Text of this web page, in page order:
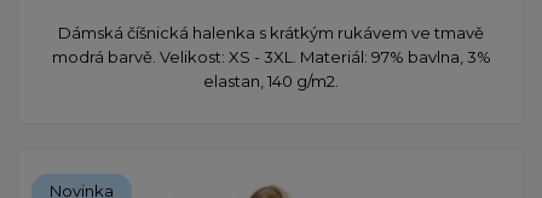
Dámská číšnická halenka s krátkým rukávem ve tmavě
modrá barvě. Velikost: XS - 3XL. Materiál: 97% bavlna, 3%
elastan, 140 g/m2.
Novinka